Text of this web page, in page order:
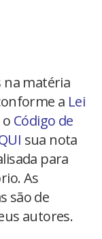
na matéria
a Lei
Código de
sua nota
para
As
são de
autores.